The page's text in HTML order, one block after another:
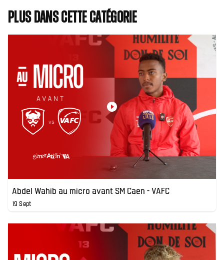
Plus dans cette catégorie
Abdel Wahib au micro avant SM Caen - VAFC
19 Sept